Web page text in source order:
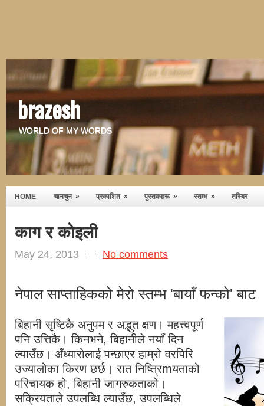
brazesh
WORLD OF MY WORDS
HOME चानचुन » प्रकाशित » पुस्तकहरू » स्तम्भ » तस्बिर
काग र कोइली
May 24, 2013 No comments
नेपाल साप्ताहिकको मेरो स्तम्भ 'बायाँ फन्को' बाट
बिहानी सृष्टिकै अनुपम र अद्भुत क्षण। महत्त्वपूर्ण
पनि उत्तिकै। किनभने, बिहानीले नयाँ दिन
ल्याउँछ। अँध्यारोलाई पन्छाएर हाम्रो वरपिरि
उज्यालोका किरण छर्छ। रात निष्त्रिmयताको
परिचायक हो, बिहानी जागरुकताको।
सक्रियताले उपलब्धि ल्याउँछ, उपलब्धिले